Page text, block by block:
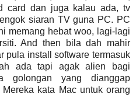
card dan juga kalau ada, tv
siaran TV guna PC. PC
memang hebat woo, lagi-lagi
And then bila dah mahir
pula install software termasuk
ada tapi agak alien bagi
golongan yang dianggap
kata Mac untuk orang